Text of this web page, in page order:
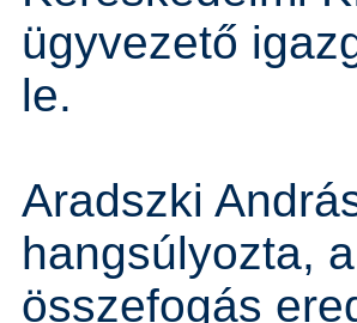
ügyvezető
le.
Aradszki
hangsúlyozta,
összefogás